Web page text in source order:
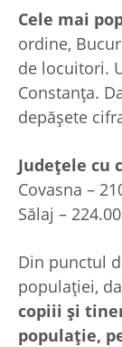
Cele mai
ordine,
de locuitori.
Constanţa.
depăşete
Judeţele cu
Covasna –
Sălaj –
Din punctul
populaţiei,
copiii şi
populaţie,